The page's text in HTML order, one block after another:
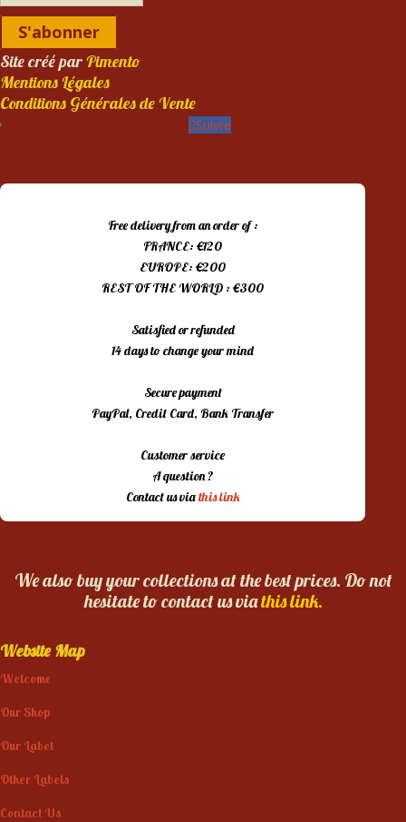
S'abonner
Site créé parPimento
Mentions Légales
Conditions Générales de Vente
Suivre
Free delivery from an order of :
FRANCE: €120
EUROPE: €200
REST OF THE WORLD : €300
Satisfied or refunded
14 days to change your mind
Secure payment
PayPal, Credit Card, Bank Transfer
Customer service
A question ?
Contact us viathis link
We also buy your collections at the best prices. Do not
hesitate to contact us viathis link.
Website Map
Welcome
Our Shop
Our Label
Other Labels
Contact Us